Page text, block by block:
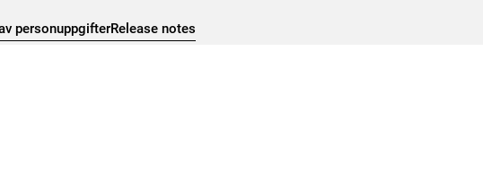
personuppgifterRelease notes